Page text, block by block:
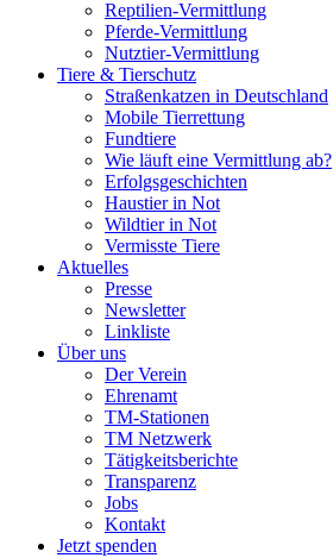
Reptilien-Vermittlung
Pferde-Vermittlung
Nutztier-Vermittlung
Tiere & Tierschutz
Straßenkatzen in Deutschland
Mobile Tierrettung
Fundtiere
Wie läuft eine Vermittlung ab?
Erfolgsgeschichten
Haustier in Not
Wildtier in Not
Vermisste Tiere
Aktuelles
Presse
Newsletter
Linkliste
Über uns
Der Verein
Ehrenamt
TM-Stationen
TM Netzwerk
Tätigkeitsberichte
Transparenz
Jobs
Kontakt
Jetzt spenden